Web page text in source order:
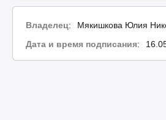
Владелец:
Мякишкова Юлия
Дата и время подписания: